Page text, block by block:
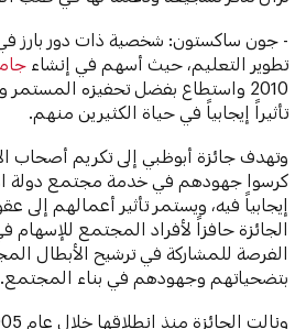
- جون ساكستون: شخصية ذات دور بارز
تطوير التعليم، حيث أسهم في إنشاء
2010 واستطاع بفضل تحفيزه
تأثيراً إيجابياً في حياة الكثيرين منهم.
وتهدف جائزة أبوظبي إلى تكريم أصحاب
كرسوا جهودهم في خدمة مجتمع دولة
إيجابياً فيه، ويستمر تأثير أعمالهم إلى
الجائزة حافزاً لأفراد المجتمع
الفرصة للمشاركة في ترشيح الأبطال
بتضحياتهم وجهودهم في بناء المجتمع.